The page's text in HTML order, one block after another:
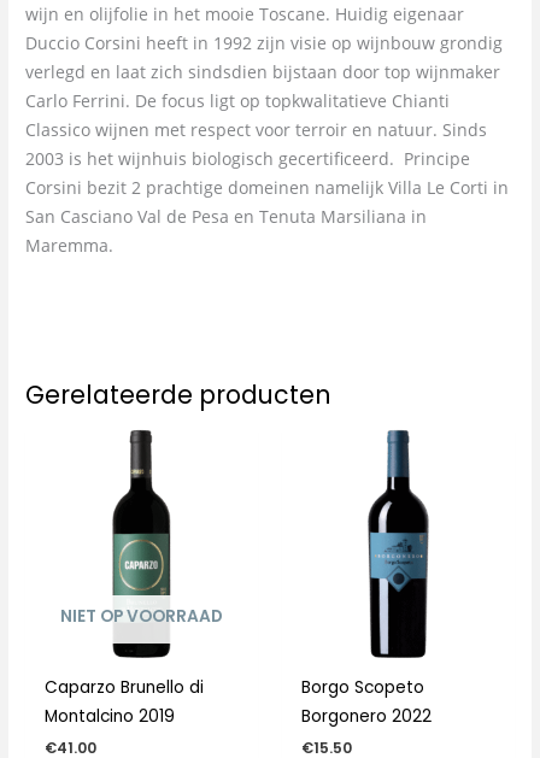
wijn en olijfolie in het mooie Toscane. Huidig eigenaar
Duccio Corsini heeft in 1992 zijn visie op wijnbouw grondig
verlegd en laat zich sindsdien bijstaan door top wijnmaker
Carlo Ferrini. De focus ligt op topkwalitatieve Chianti
Classico wijnen met respect voor terroir en natuur. Sinds
2003 is het wijnhuis biologisch gecertificeerd. Principe
Corsini bezit 2 prachtige domeinen namelijk Villa Le Corti in
San Casciano Val de Pesa en Tenuta Marsiliana in
Maremma.
Gerelateerde producten
NIET OP VOORRAAD
Caparzo Brunello di
Montalcino 2019
€41.00
Borgo Scopeto
Borgonero 2022
€15.50